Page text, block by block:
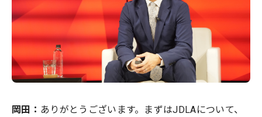
岡田： ありがとうございます。まずはJDLAについて、